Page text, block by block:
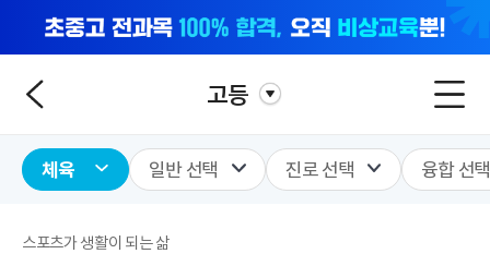
고등
체육 일반 선택 진로 선택 융합 선택
스포츠가 생활이 되는 삶